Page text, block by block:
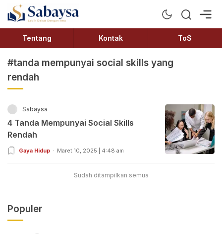
Sabaysa
Lebih Dekat Dengan Ilmu
Tentang Kontak ToS
#tanda mempunyai social skills yang
rendah
Sabaysa
4 Tanda Mempunyai Social Skills
Rendah
Gaya Hidup Maret 10, 2025 | 4:48 am
Sudah ditampilkan semua
Populer